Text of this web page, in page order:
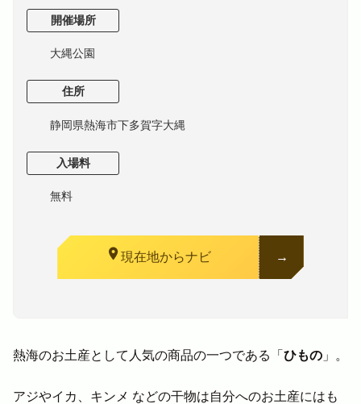
開催場所
大縄公園
住所
静岡県熱海市下多賀字大縄
入場料
無料
location_on現在地からナビ
熱海のお土産として人気の商品の一つである「 ひもの 」。
アジやイカ、キンメ などの干物は自分へのお土産にはも